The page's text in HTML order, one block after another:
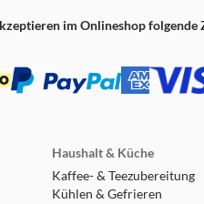
im Onlineshop folgende
Haushalt & Küche
Kaffee- & Teezubereitung
Kühlen & Gefrieren